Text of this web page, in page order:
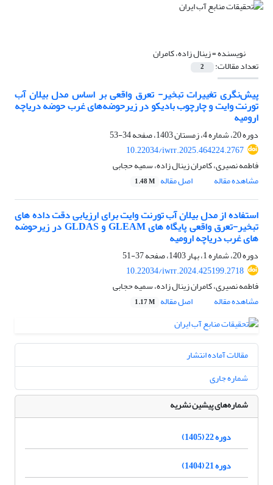
نویسنده =زینال زاده، کامران
تعداد مقالات: 2
پیش‌نگری تغییرات تبخیر- تعرق واقعی بر اساس مدل بیلان آب
تورنت وایت و چارچوب بادیکو در زیرحوضه‌های غرب حوضه دریاچه
ارومیه
دوره 20، شماره 4، زمستان 1403، صفحه
34-53
10.22034/iwrr.2025.464224.2767
فاطمه نصیری، کامران زینال زاده، سمیه حجابی
مشاهده مقاله
اصل مقاله 1.48 M
استفاده از مدل بیلان آب تورنت وایت برای ارزیابی دقت داده های
تبخیر-تعرق واقعی پایگاه های GLEAM و GLDAS در زیرحوضه
های غرب دریاچه ارومیه
دوره 20، شماره 1، بهار 1403، صفحه
37-51
10.22034/iwrr.2024.425199.2718
فاطمه نصیری، کامران زینال زاده، سمیه حجابی
مشاهده مقاله
اصل مقاله 1.17 M
مقالات آماده انتشار
شماره جاری
شماره‌های پیشین نشریه
دوره 22 (1405)
دوره 21 (1404)